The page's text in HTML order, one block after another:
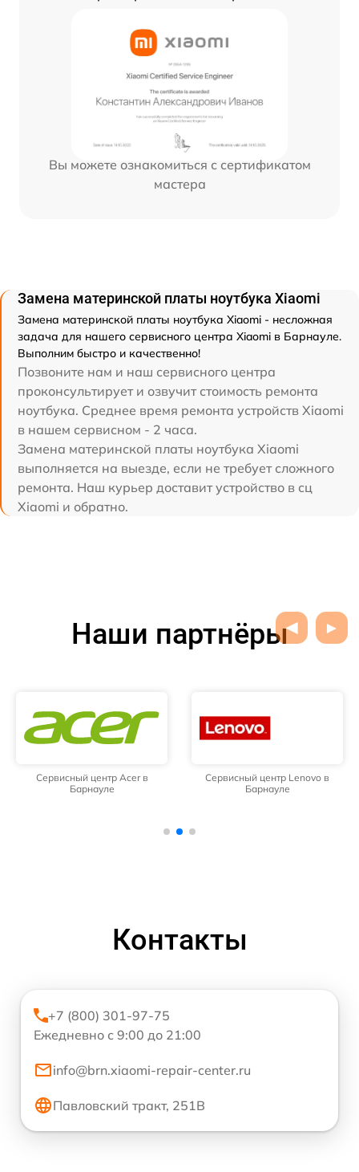
Вы можете ознакомиться с сертификатом
мастера
Замена материнской платы ноутбука Xiaomi
Замена материнской платы ноутбука Xiaomi - несложная
задача для нашего сервисного центра Xiaomi в Барнауле.
Выполним быстро и качественно!
Позвоните нам и наш сервисного центра
проконсультирует и озвучит стоимость ремонта
ноутбука. Среднее время ремонта устройств Xiaomi
в нашем сервисном - 2 часа.
Замена материнской платы ноутбука Xiaomi
выполняется на выезде, если не требует сложного
ремонта. Наш курьер доставит устройство в сц
Xiaomi и обратно.
Наши партнёры
Сервисный центр Acer в
Барнауле
Сервисный центр Lenovo в
Барнауле
Контакты
+7 (800) 301-97-75
Ежедневно с 9:00 до 21:00
info@brn.xiaomi-repair-center.ru
Павловский тракт, 251В